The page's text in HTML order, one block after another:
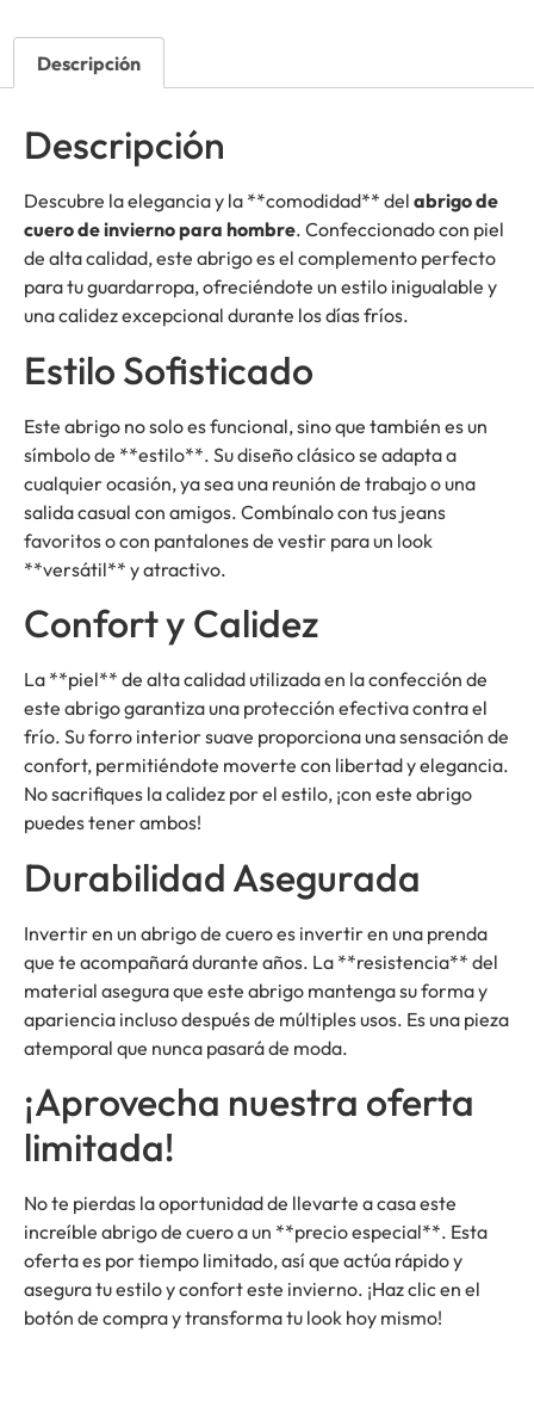
Descripción
Descripción
Descubre la elegancia y la **comodidad** del abrigo de
cuero de invierno para hombre. Confeccionado con piel
de alta calidad, este abrigo es el complemento perfecto
para tu guardarropa, ofreciéndote un estilo inigualable y
una calidez excepcional durante los días fríos.
Estilo Sofisticado
Este abrigo no solo es funcional, sino que también es un
símbolo de **estilo**. Su diseño clásico se adapta a
cualquier ocasión, ya sea una reunión de trabajo o una
salida casual con amigos. Combínalo con tus jeans
favoritos o con pantalones de vestir para un look
**versátil** y atractivo.
Confort y Calidez
La **piel** de alta calidad utilizada en la confección de
este abrigo garantiza una protección efectiva contra el
frío. Su forro interior suave proporciona una sensación de
confort, permitiéndote moverte con libertad y elegancia.
No sacrifiques la calidez por el estilo, ¡con este abrigo
puedes tener ambos!
Durabilidad Asegurada
Invertir en un abrigo de cuero es invertir en una prenda
que te acompañará durante años. La **resistencia** del
material asegura que este abrigo mantenga su forma y
apariencia incluso después de múltiples usos. Es una pieza
atemporal que nunca pasará de moda.
¡Aprovecha nuestra oferta
limitada!
No te pierdas la oportunidad de llevarte a casa este
increíble abrigo de cuero a un **precio especial**. Esta
oferta es por tiempo limitado, así que actúa rápido y
asegura tu estilo y confort este invierno. ¡Haz clic en el
botón de compra y transforma tu look hoy mismo!